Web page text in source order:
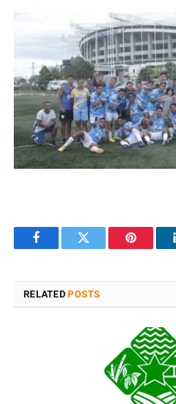
FacebookTwitter Pinterest
RELATEDPOSTS